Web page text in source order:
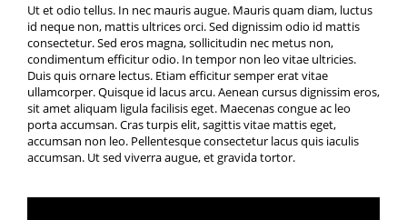
Ut et odio tellus. In nec mauris augue. Mauris quam diam, luctus
id neque non, mattis ultrices orci. Sed dignissim odio id mattis
consectetur. Sed eros magna, sollicitudin nec metus non,
condimentum efficitur odio. In tempor non leo vitae ultricies.
Duis quis ornare lectus. Etiam efficitur semper erat vitae
ullamcorper. Quisque id lacus arcu. Aenean cursus dignissim eros,
sit amet aliquam ligula facilisis eget. Maecenas congue ac leo
porta accumsan. Cras turpis elit, sagittis vitae mattis eget,
accumsan non leo. Pellentesque consectetur lacus quis iaculis
accumsan. Ut sed viverra augue, et gravida tortor.